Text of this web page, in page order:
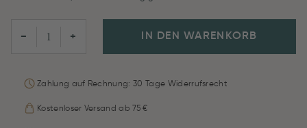
− + IN DEN WARENKORB
Zahlung auf Rechnung: 30 Tage Widerrufsrecht
Kostenloser Versand ab 75 €